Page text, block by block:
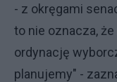
- z okręgami
to nie oznacza,
ordynację
planujemy" -